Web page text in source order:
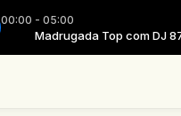
00:00 - 05:00
Madrugada Top com DJ 87